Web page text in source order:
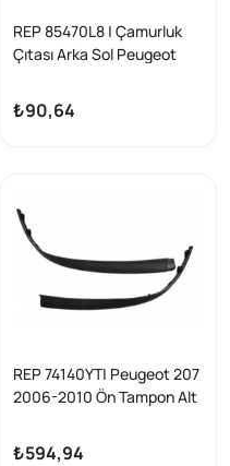
REP 85470L8 | Çamurluk
Çıtası Arka Sol Peugeot
Taraf Sürgülü Yansanayi
₺90,64
REP 74140YT| Peugeot 207
2006-2010 Ön Tampon Alt
Sanayi
₺594,94